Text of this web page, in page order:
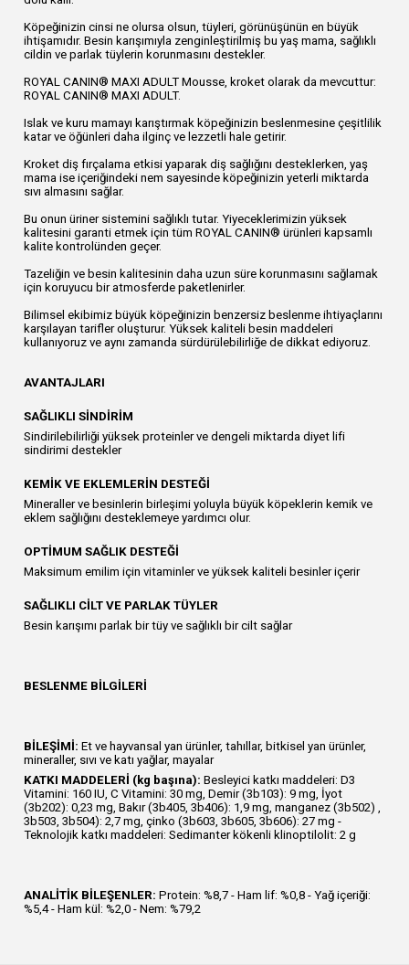
Köpeğinizin cinsi ne olursa olsun, tüyleri, görünüşünün en büyük
ihtişamıdır. Besin karışımıyla zenginleştirilmiş bu yaş mama, sağlıklı
cildin ve parlak tüylerin korunmasını destekler.
ROYAL CANIN® MAXI ADULT Mousse, kroket olarak da mevcuttur:
ROYAL CANIN® MAXI ADULT.
Islak ve kuru mamayı karıştırmak köpeğinizin beslenmesine çeşitlilik
katar ve öğünleri daha ilginç ve lezzetli hale getirir.
Kroket diş fırçalama etkisi yaparak diş sağlığını desteklerken, yaş
mama ise içeriğindeki nem sayesinde köpeğinizin yeterli miktarda
sıvı almasını sağlar.
Bu onun üriner sistemini sağlıklı tutar. Yiyeceklerimizin yüksek
kalitesini garanti etmek için tüm ROYAL CANIN® ürünleri kapsamlı
kalite kontrolünden geçer.
Tazeliğin ve besin kalitesinin daha uzun süre korunmasını sağlamak
için koruyucu bir atmosferde paketlenirler.
Bilimsel ekibimiz büyük köpeğinizin benzersiz beslenme ihtiyaçlarını
karşılayan tarifler oluşturur. Yüksek kaliteli besin maddeleri
kullanıyoruz ve aynı zamanda sürdürülebilirliğe de dikkat ediyoruz.
AVANTAJLARI
SAĞLIKLI SİNDİRİM
Sindirilebilirliği yüksek proteinler ve dengeli miktarda diyet lifi
sindirimi destekler
KEMİK VE EKLEMLERİN DESTEĞİ
Mineraller ve besinlerin birleşimi yoluyla büyük köpeklerin kemik ve
eklem sağlığını desteklemeye yardımcı olur.
OPTİMUM SAĞLIK DESTEĞİ
Maksimum emilim için vitaminler ve yüksek kaliteli besinler içerir
SAĞLIKLI CİLT VE PARLAK TÜYLER
Besin karışımı parlak bir tüy ve sağlıklı bir cilt sağlar
BESLENME BİLGİLERİ
BİLEŞİMİ: Et ve hayvansal yan ürünler, tahıllar, bitkisel yan ürünler,
mineraller, sıvı ve katı yağlar, mayalar
KATKI MADDELERİ (kg başına): Besleyici katkı maddeleri: D3
Vitamini: 160 IU, C Vitamini: 30 mg, Demir (3b103): 9 mg, İyot
(3b202): 0,23 mg, Bakır (3b405, 3b406): 1,9 mg, manganez (3b502) ,
3b503, 3b504): 2,7 mg, çinko (3b603, 3b605, 3b606): 27 mg -
Teknolojik katkı maddeleri: Sedimanter kökenli klinoptilolit: 2 g
ANALİTİK BİLEŞENLER: Protein: %8,7 - Ham lif: %0,8 - Yağ içeriği:
%5,4 - Ham kül: %2,0 - Nem: %79,2